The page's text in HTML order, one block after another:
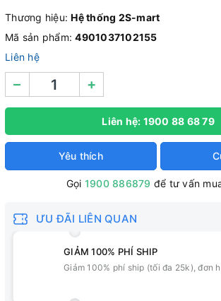
Thương hiệu:Hệ thống 2S-mart
Mã sản phẩm:4901037102155
Liên hệ
– +
Liên hệ: 1900 88 68 79
Yêu thích
Gọi 1900 886879 để tư vấn
ƯU ĐÃI LIÊN QUAN
GIẢM 100% PHÍ SHIP
Giảm 100% phí ship (tối đa 25k), đơn